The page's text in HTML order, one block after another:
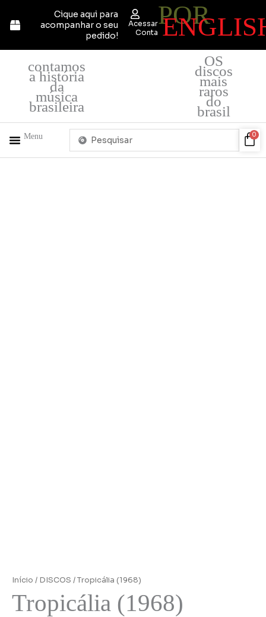
para
Cique aqui para
acompanhar o seu
pedido!
Acessar
Conta
POR
contamos
a história
da
música
brasileira
OS
discos
mais
raros
do
brasil
Menu
Pesquisar
0
Início / DISCOS / Tropicália (1968)
Tropicália (1968)